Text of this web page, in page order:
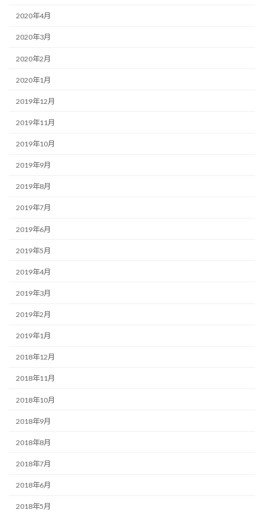
2020年4月
2020年3月
2020年2月
2020年1月
2019年12月
2019年11月
2019年10月
2019年9月
2019年8月
2019年7月
2019年6月
2019年5月
2019年4月
2019年3月
2019年2月
2019年1月
2018年12月
2018年11月
2018年10月
2018年9月
2018年8月
2018年7月
2018年6月
2018年5月